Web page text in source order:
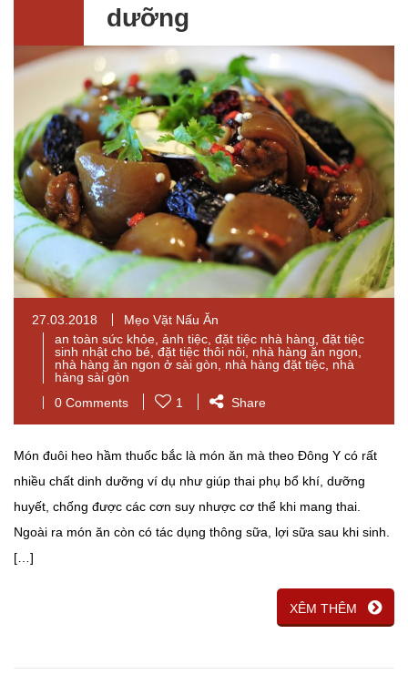
dưỡng
27.03.2018
Mẹo Vặt Nấu Ăn
an toàn sức khỏe, ảnh tiệc, đặt tiệc nhà hàng, đặt tiệc
sinh nhật cho bé, đặt tiệc thôi nôi, nhà hàng ăn ngon,
nhà hàng ăn ngon ở sài gòn, nhà hàng đặt tiệc, nhà
hàng sài gòn
0 Comments
1 Share
Món đuôi heo hầm thuốc bắc là món ăn mà theo Đông Y có rất
nhiều chất dinh dưỡng ví dụ như giúp thai phụ bổ khí, dưỡng
huyết, chống được các cơn suy nhược cơ thể khi mang thai.
Ngoài ra món ăn còn có tác dụng thông sữa, lợi sữa sau khi sinh.
[…]
XÊM THÊM